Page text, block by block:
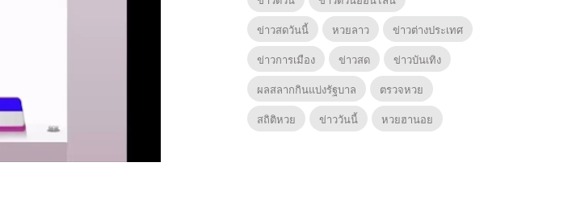
ข่าวสดวันนี้
หวยลาว
ข่าวต่างประเทศ
ข่าวการเมือง
ข่าวสด
ข่าวบันเทิง
ผลสลากกินแบ่งรัฐบาล
ตรวจหวย
สถิติหวย
ข่าววันนี้ หวยฮานอย